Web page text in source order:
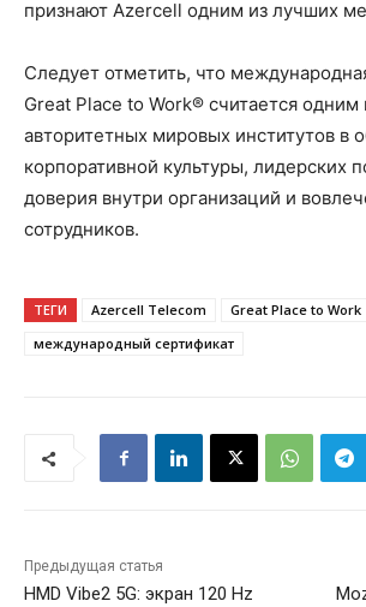
признают Azercell одним из лучших
Следует отметить, что
Great Place to Work® считается одним
авторитетных мировых институтов в
корпоративной культуры, лидерских
доверия внутри организаций и
сотрудников.
ТЕГИ Azercell Telecom Great Place to Work
международный сертификат
Предыдущая статья
HMD Vibe2 5G: экран 120 Hz